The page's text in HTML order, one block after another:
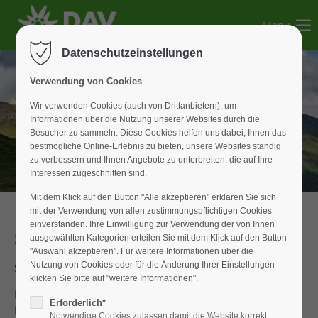
Der Eintrag "offcanvas-col2" existiert leider nicht.
Der Eintrag "offcanvas-col3" existiert leider nicht.
Der Eintrag "offcanvas-col4" existiert leider nicht.
Menu
Silvester 2017
Silvesterfeier 2017 auf der Weißenburger Hütte.
Bergfreunde, die mit der Familiengruppe schon viele
Fahrten unternommen haben, verbrachten ein paar Tage
Datenschutzeinstellungen
Verwendung von Cookies
Wir verwenden Cookies (auch von Drittanbietern), um
Informationen über die Nutzung unserer Websites durch die
Besucher zu sammeln. Diese Cookies helfen uns dabei, Ihnen das
bestmögliche Online-Erlebnis zu bieten, unsere Websites ständig
zu verbessern und Ihnen Angebote zu unterbreiten, die auf Ihre
Interessen zugeschnitten sind.
Mit dem Klick auf den Button "Alle akzeptieren" erklären Sie sich
mit der Verwendung von allen zustimmungspflichtigen Cookies
einverstanden. Ihre Einwilligung zur Verwendung der von Ihnen
ausgewählten Kategorien erteilen Sie mit dem Klick auf den Button
"Auswahl akzeptieren". Für weitere Informationen über die
Nutzung von Cookies oder für die Änderung Ihrer Einstellungen
klicken Sie bitte auf "weitere Informationen".
Erforderlich*
Notwendige Cookies zulassen damit die Website korrekt